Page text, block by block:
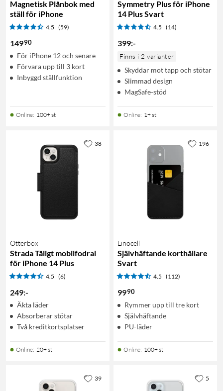
Magnetisk Plånbok med
ställ för iPhone
4.5 (59)
14990
För iPhone 12 och senare
Förvara upp till 3 kort
Inbyggd ställfunktion
Online: 100+ st
Symmetry Plus för iPhone
14 Plus Svart
4.5 (14)
399:-
Finns i 2 varianter
Skyddar mot tapp och stötar
Slimmad design
MagSafe-stöd
Online: 1+ st
Otterbox
Strada Tåligt mobilfodral
för iPhone 14 Plus
4.5 (6)
249:-
Äkta läder
Absorberar stötar
Två kreditkortsplatser
Online: 20+ st
38
Linocell
Självhäftande korthållare
Svart
4.5 (112)
9990
Rymmer upp till tre kort
Självhäftande
PU-läder
Online: 100+ st
196
39 5